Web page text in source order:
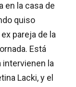
en la casa de
quiso
pareja de la
Está
intervienen la
Lacki, y el